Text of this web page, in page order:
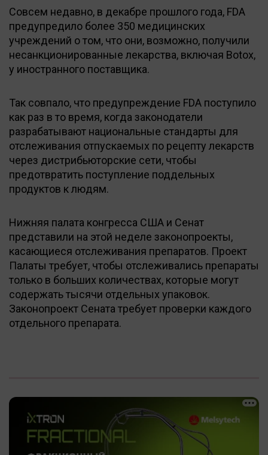
Совсем недавно, в декабре прошлого года, FDA
предупредило более 350 медицинских
учреждений о том, что они, возможно, получили
несанкционированные лекарства, включая Botox,
у иностранного поставщика.
Так совпало, что предупреждение FDA поступило
как раз в то время, когда законодатели
разрабатывают национальные стандарты для
отслеживания отпускаемых по рецепту лекарств
через дистрибьюторские сети, чтобы
предотвратить поступление поддельных
продуктов к людям.
Нижняя палата конгресса США и Сенат
представили на этой неделе законопроекты,
касающиеся отслеживания препаратов. Проект
Палаты требует, чтобы отслеживались препараты
только в больших количествах, которые могут
содержать тысячи отдельных упаковок.
Законопроект Сената требует проверки каждого
отдельного препарата.